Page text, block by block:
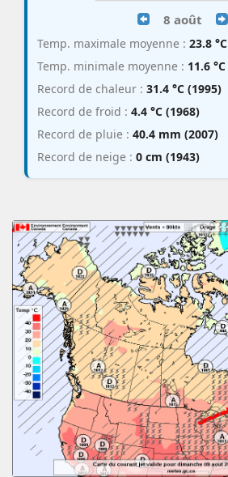
8 août
Temp. maximale moyenne : 23.8 °C
Temp. minimale moyenne : 11.6 °C
Record de chaleur : 31.4 °C (1995)
Record de froid : 4.4 °C (1968)
Record de pluie : 40.4 mm (2007)
Record de neige : 0 cm (1943)